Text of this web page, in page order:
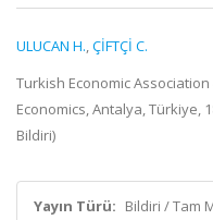
ULUCAN H.,ÇİFTÇİ C.
Turkish Economic
Economics, Antalya, Türkiye,
Bildiri)
Yayın Türü: Bildiri / Tam